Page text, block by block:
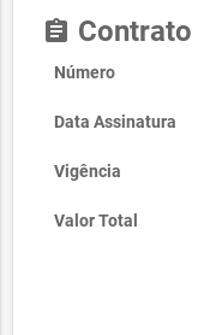
assignment Contrato
Número
Data Assinatura
Vigência
Valor Total